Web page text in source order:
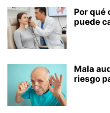
Por qué
puede
Mala
riesgo